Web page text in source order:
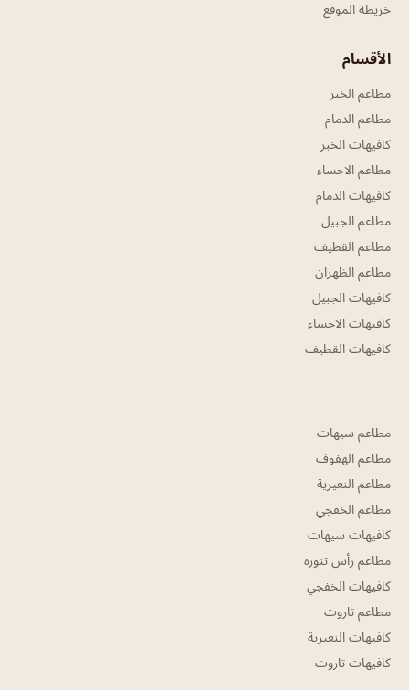
خريطة الموقع
الأقسام
مطاعم الخبر
مطاعم الدمام
كافيهات الخبر
مطاعم الاحساء
كافيهات الدمام
مطاعم الجبيل
مطاعم القطيف
مطاعم الظهران
كافيهات الجبيل
كافيهات الاحساء
كافيهات القطيف
مطاعم سيهات
مطاعم الهفوف
مطاعم النعيرية
مطاعم الخفجي
كافيهات سيهات
مطاعم رأس تنوره
كافيهات الخفجي
مطاعم تاروت
كافيهات النعيرية
كافيهات تاروت